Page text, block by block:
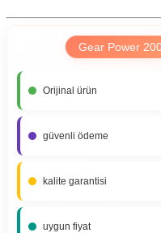
Gear Power
Orijinal ürün
güvenli ödeme
kalite garantisi
uygun fiyat